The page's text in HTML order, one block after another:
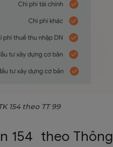
154 theo TT 99
154 theo Thông